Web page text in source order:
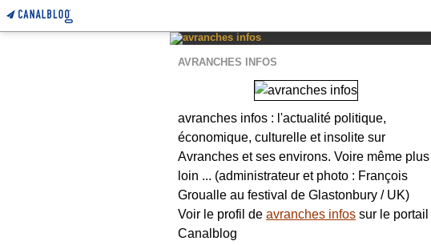
AVRANCHES INFOS
avranches infos : l'actualité politique,
économique, culturelle et insolite sur
Avranches et ses environs. Voire même plus
loin ... (administrateur et photo : François
Groualle au festival de Glastonbury / UK)
Voir le profil de avranches infos sur le portail
Canalblog